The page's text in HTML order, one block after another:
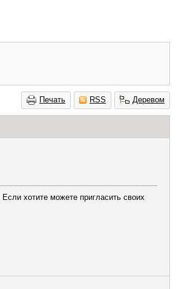
Печать RSS Деревом
хотите можете пригласить своих